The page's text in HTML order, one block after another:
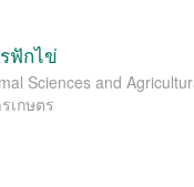
ฟักไข่
Sciences and
เกษตร